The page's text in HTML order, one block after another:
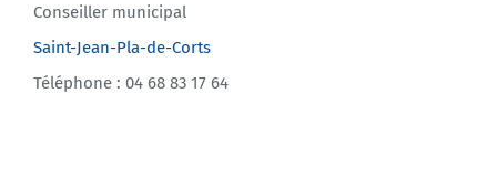
Conseiller municipal
Saint-Jean-Pla-de-Corts
Téléphone : 04 68 83 17 64